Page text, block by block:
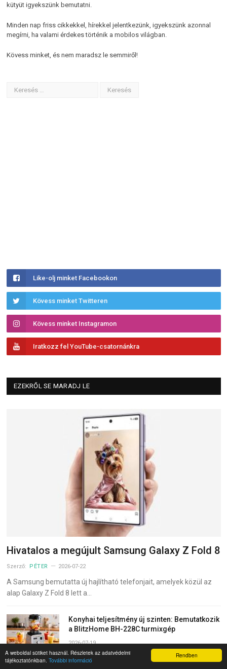
Rendben
A weboldal sütiket használ. Részletek az adatvédelmi
tájékoztatónkban. További információ
kütyüt igyekszünk bemutatni.
Minden nap friss cikkekkel, hírekkel jelentkezünk, igyekszünk azonnal
megírni, ha valami érdekes történik a mobilos világban.
Kövess minket, és nem maradsz le semmiről!
Like-olj minket Facebookon
Kövess minket Twitteren
Kövess minket Instagramon
Iratkozz fel YouTube-csatornánkra
EZEKRŐL SE MARADJ LE
Hivatalos a megújult Samsung Galaxy Z Fold 8
Szerző: PÉTER 2026-07-22
A Samsung bemutatta új hajlítható telefonjait, amelyek közül az
alap Galaxy Z Fold 8 lett a…
Konyhai teljesítmény új szinten: Bemutatkozik
a BlitzHome BH-228C turmixgép
2026-07-19